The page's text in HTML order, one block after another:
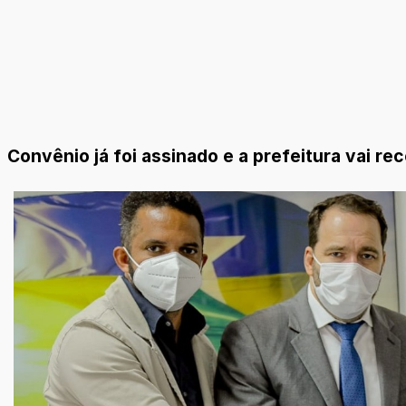
Convênio já foi assinado e a prefeitura vai